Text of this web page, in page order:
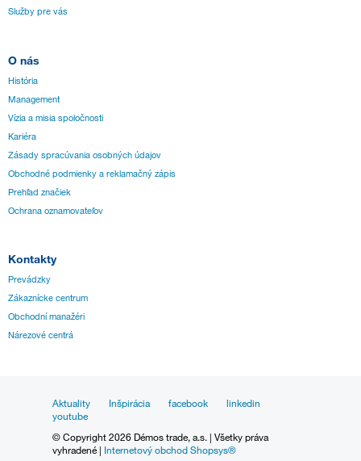
Služby pre vás
O nás
História
Management
Vízia a misia spoločnosti
Kariéra
Zásady spracúvania osobných údajov
Obchodné podmienky a reklamačný zápis
Prehľad značiek
Ochrana oznamovateľov
Kontakty
Prevádzky
Zákaznícke centrum
Obchodní manažéri
Nárezové centrá
Aktuality Inšpirácia facebook
linkedin
youtube
© Copyright 2026 Démos trade, a.s. | Všetky práva
vyhradené | Internetový obchod Shopsys®